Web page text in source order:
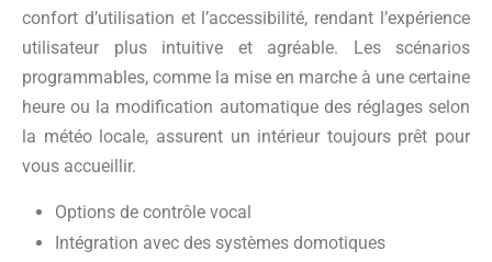
confort d’utilisation et l’accessibilité, rendant l’expérience
utilisateur plus intuitive et agréable. Les scénarios
programmables, comme la mise en marche à une certaine
heure ou la modification automatique des réglages selon
la météo locale, assurent un intérieur toujours prêt pour
vous accueillir.
Options de contrôle vocal
Intégration avec des systèmes domotiques